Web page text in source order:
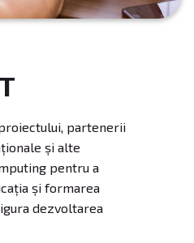
partenerii
și alte
pentru a
și formarea
dezvoltarea